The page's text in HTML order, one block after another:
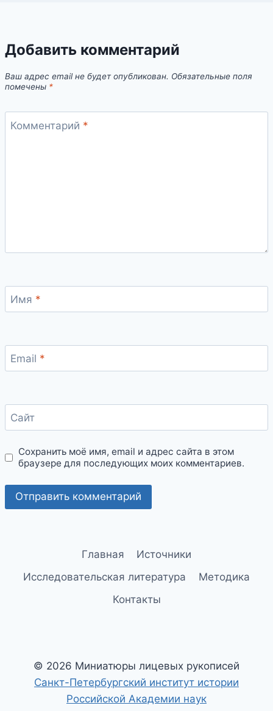
Добавить комментарий
Ваш адрес email не будет опубликован. Обязательные поля
помечены *
Комментарий *
Имя *
Email *
Сайт
Сохранить моё имя, email и адрес сайта в этом
браузере для последующих моих комментариев.
Главная
Источники
Исследовательская литература
Методика
Контакты
© 2026 Миниатюры лицевых рукописей
Санкт-Петербургский институт истории
Российской Академии наук